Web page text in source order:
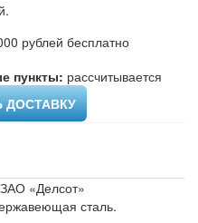
рублей бесплатно
пункты: рассчитывается
ДОСТАВКУ
«Делсот»
сталь.